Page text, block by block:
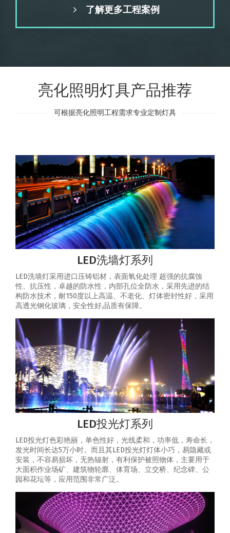
了解更多工程案例
亮化照明灯具产品推荐
可根据亮化照明工程需求专业定制灯具
LED洗墙灯系列
LED洗墙灯采用进口压铸铝材，表面氧化处理 超强的抗腐蚀
性、抗压性，卓越的防水性，内部孔位全防水，采用先进的结
构防水技术，耐150度以上高温、不老化、灯体密封性好，采用
高透光钢化玻璃，安全性好,品质有保障。
LED投光灯系列
LED投光灯色彩艳丽，单色性好，光线柔和，功率低，寿命长，
发光时间长达5万小时。而且其LED投光灯灯体小巧，易隐藏或
安装，不容易损坏，无热辐射，有利保护被照物体，主要用于
大面积作业场矿、建筑物轮廓、体育场、立交桥、纪念碑、公
园和花坛等，应用范围非常广泛。